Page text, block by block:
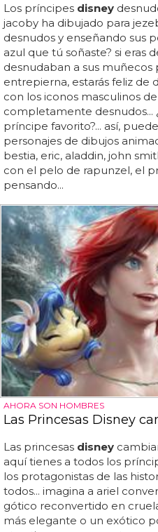
Los príncipes disney
jacoby ha dibujado para
desnudos y enseñando sus
azul que tú soñaste? si eras
desnudaban a sus
entrepierna, estarás feliz de
con los iconos masculinos
completamente desnudos...
príncipe favorito?... así,
personajes de dibujos
bestia, eric, aladdin, john
con el pelo de rapunzel, el
pensando...
AHORA SON HOMBRES
Las Princesas Disney
Las princesas disney
aquí tienes a todos los
los protagonistas de las
todos... imagina a ariel
gótico reconvertido en
más elegante o un exótico